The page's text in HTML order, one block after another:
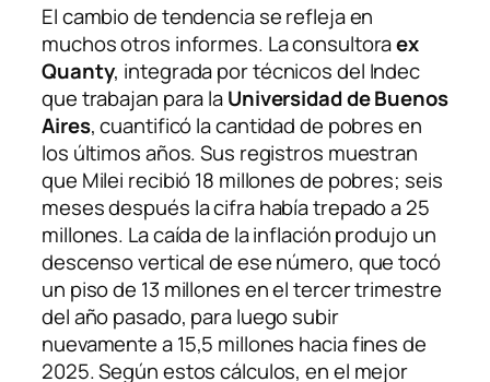
El cambio de tendencia se refleja en
muchos otros informes. La consultoraex
Quanty, integrada por técnicos del Indec
que trabajan para laUniversidad de Buenos
Aires, cuantificó la cantidad de pobres en
los últimos años. Sus registros muestran
que Milei recibió 18 millones de pobres; seis
meses después la cifra había trepado a 25
millones. La caída de la inflación produjo un
descenso vertical de ese número, que tocó
un piso de 13 millones en el tercer trimestre
del año pasado, para luego subir
nuevamente a 15,5 millones hacia fines de
2025. Según estos cálculos, en el mejor